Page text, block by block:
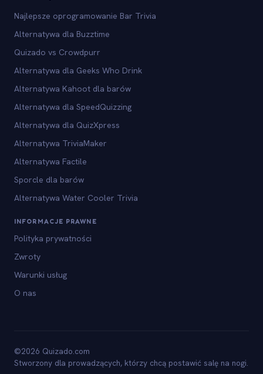
Najlepsze oprogramowanie Bar Trivia
Alternatywa dla Buzztime
Quizado vs Crowdpurr
Alternatywa dla Geeks Who Drink
Alternatywa Kahoot dla barów
Alternatywa dla SpeedQuizzing
Alternatywa dla QuizXpress
Alternatywa TriviaMaker
Alternatywa Factile
Sporcle dla barów
Alternatywa Water Cooler Trivia
INFORMACJE PRAWNE
Polityka prywatności
Zwroty
Warunki usług
O nas
©2026 Quizado.com
Stworzony dla prowadzących, którzy chcą postawić salę na nogi.